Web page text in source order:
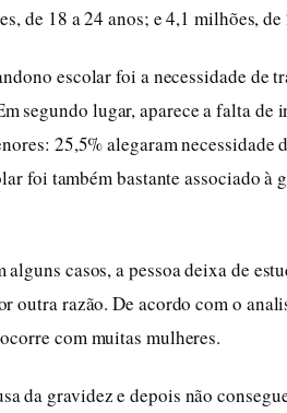
de 18 a 24 anos; e 4,1 milhões, de
escolar foi a necessidade de
segundo lugar, aparece a falta de
25,5% alegaram
foi também bastante associado à
casos, a pessoa deixa de
outra razão. De acordo com o
com muitas mulheres.
da gravidez e depois não